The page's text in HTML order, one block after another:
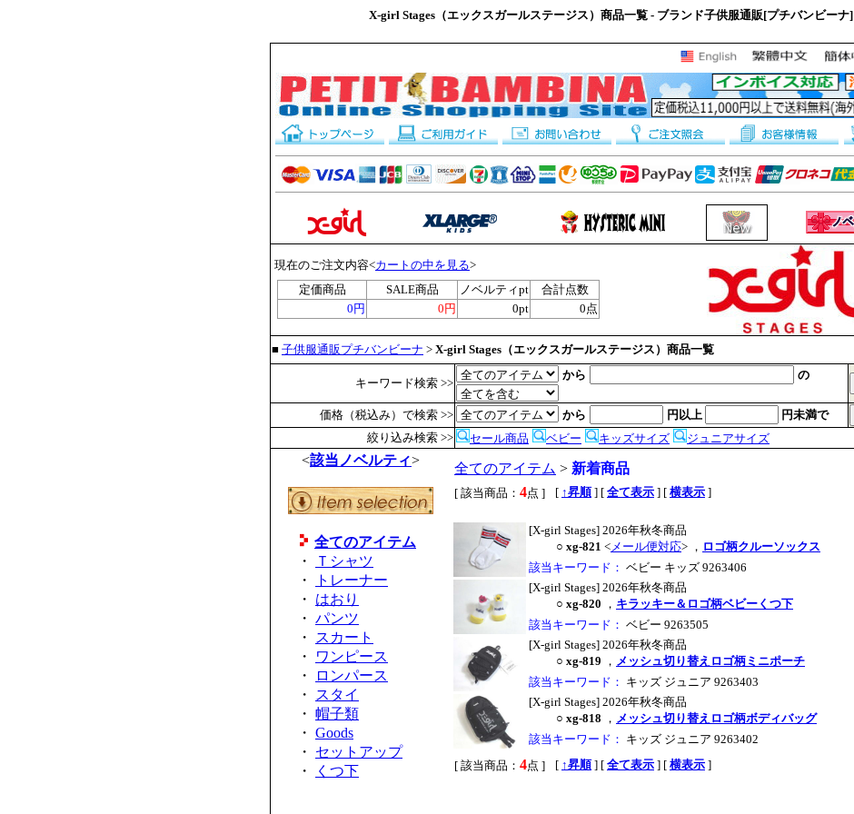
X-girl Stages（エックスガールステージス）商品一覧 - ブランド子供服通販[プチバンビーナ]
現在のご注文内容<カートの中を見る>
定価商品
SALE商品 ノベルティpt
合計点数
0円
0円 0pt 0点
■ 子供服通販プチバンビーナ > X-girl Stages（エックスガールステージス）商品一覧
キーワード検索 >>
から の
価格（税込み）で検索 >> から 円以上
円未満で
絞り込み検索 >>
セール商品 ベビー キッズサイズ ジュニアサイズ
<該当ノベルティ>
全てのアイテム
・
Ｔシャツ
・
トレーナー
・ はおり
・ パンツ
・ スカート
・
ワンピース
・
ロンパース
・ スタイ
・ 帽子類
・ Goods
・ セットアップ
・
くつ下
全てのアイテム > 新着商品
[ 該当商品： 4点 ] [ ↑昇順 ] [ 全て表示 ] [ 横表示 ]
[X-girl Stages] 2026年秋冬商品
○ xg-821 <メール便対応> ， ロゴ柄クルーソックス
該当キーワード： ベビー キッズ 9263406
[X-girl Stages] 2026年秋冬商品
○ xg-820 ， キラッキー＆ロゴ柄ベビーくつ下
該当キーワード： ベビー 9263505
[X-girl Stages] 2026年秋冬商品
○ xg-819 ， メッシュ切り替えロゴ柄ミニポーチ
該当キーワード： キッズ ジュニア 9263403
[X-girl Stages] 2026年秋冬商品
○ xg-818 ， メッシュ切り替えロゴ柄ボディバッグ
該当キーワード： キッズ ジュニア 9263402
[ 該当商品： 4点 ] [ ↑昇順 ] [ 全て表示 ] [ 横表示 ]